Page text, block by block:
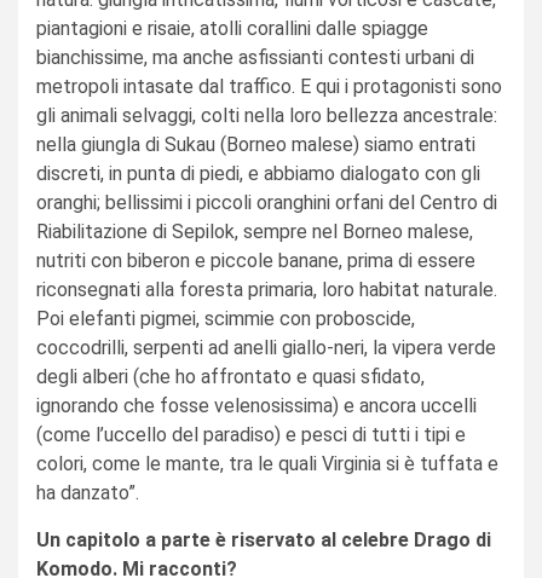
piantagioni e risaie, atolli corallini dalle spiagge
bianchissime, ma anche asfissianti contesti urbani di
metropoli intasate dal traffico. E qui i protagonisti sono
gli animali selvaggi, colti nella loro bellezza ancestrale:
nella giungla di Sukau (Borneo malese) siamo entrati
discreti, in punta di piedi, e abbiamo dialogato con gli
oranghi; bellissimi i piccoli oranghini orfani del Centro di
Riabilitazione di Sepilok, sempre nel Borneo malese,
nutriti con biberon e piccole banane, prima di essere
riconsegnati alla foresta primaria, loro habitat naturale.
Poi elefanti pigmei, scimmie con proboscide,
coccodrilli, serpenti ad anelli giallo-neri, la vipera verde
degli alberi (che ho affrontato e quasi sfidato,
ignorando che fosse velenosissima) e ancora uccelli
(come l’uccello del paradiso) e pesci di tutti i tipi e
colori, come le mante, tra le quali Virginia si è tuffata e
ha danzato”.
Un capitolo a parte è riservato al celebre Drago di
Komodo. Mi racconti?